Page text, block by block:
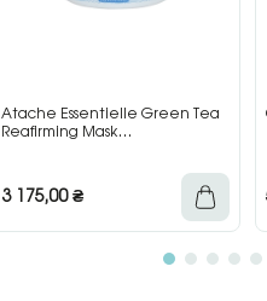
Atache Essentielle Green Tea
Reafirming Mask
3 175,00₴